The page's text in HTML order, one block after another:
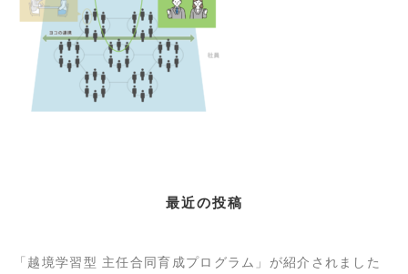
最近の投稿
「越境学習型 主任合同育成プログラム」が紹介されました